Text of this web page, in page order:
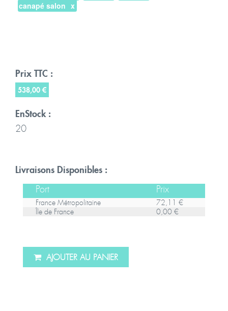
canapé salon
Prix TTC :
538,00 €
EnStock :
20
Livraisons Disponibles :
Port Prix
France Métropolitaine
72,11 €
Île de France
0,00 €
AJOUTER AU PANIER